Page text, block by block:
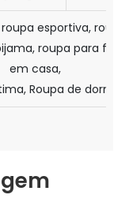
esportiva, roupa
roupa para ficar
em casa,
Roupa de dormir